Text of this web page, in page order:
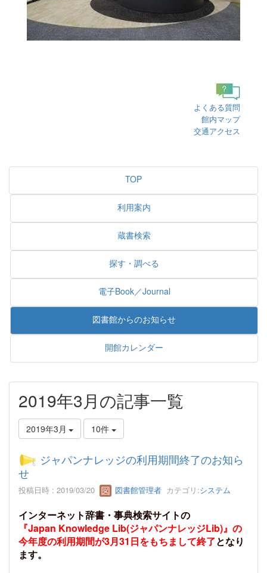
よくある質問
館内マップ
交通アクセス
TOP
利用案内
蔵書検索
探す・調べる
電子Book／Journal
図書館からのお知らせ
開館カレンダー
2019年3月の記事一覧
2019年3月 10件
ジャパンナレッジの利用期間終了のお知ら
せ
投稿日時 : 2019/03/20 図書館管理者 カテゴリ:システム
インターネット辞書・事典検索サイトの
『Japan Knowledge Lib(ジャパンナレッジLib)』の
今年度の利用期間が3月31日をもちまして終了となり
ます。